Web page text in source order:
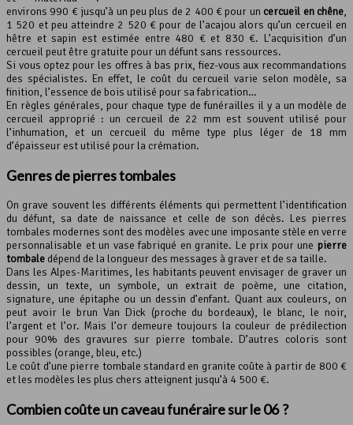
environs 990 € jusqu’à un peu plus de 2 400 € pour un cercueil en chêne,
1 520 et peu atteindre 2 520 € pour de l’acajou alors qu’un cercueil en
hêtre et sapin est estimée entre 480 € et 830 €. L’acquisition d’un
cercueil peut être gratuite pour un défunt sans ressources.
Si vous optez pour les offres à bas prix, fiez-vous aux recommandations
des spécialistes. En effet, le coût du cercueil varie selon modèle, sa
finition, l’essence de bois utilisé pour sa fabrication…
En règles générales, pour chaque type de funérailles il y a un modèle de
cercueil approprié : un cercueil de 22 mm est souvent utilisé pour
l’inhumation, et un cercueil du même type plus léger de 18 mm
d’épaisseur est utilisé pour la crémation.
Genres de pierres tombales
On grave souvent les différents éléments qui permettent l’identification
du défunt, sa date de naissance et celle de son décès. Les pierres
tombales modernes sont des modèles avec une imposante stèle en verre
personnalisable et un vase fabriqué en granite. Le prix pour une pierre
tombale dépend de la longueur des messages à graver et de sa taille.
Dans les Alpes-Maritimes, les habitants peuvent envisager de graver un
dessin, un texte, un symbole, un extrait de poème, une citation,
signature, une épitaphe ou un dessin d’enfant. Quant aux couleurs, on
peut avoir le brun Van Dick (proche du bordeaux), le blanc, le noir,
l’argent et l’or. Mais l’or demeure toujours la couleur de prédilection
pour 90% des gravures sur pierre tombale. D’autres coloris sont
possibles (orange, bleu, etc.)
Le coût d’une pierre tombale standard en granite coûte à partir de 800 €
et les modèles les plus chers atteignent jusqu’à 4 500 €.
Combien coûte uncaveau funérairesur le 06 ?